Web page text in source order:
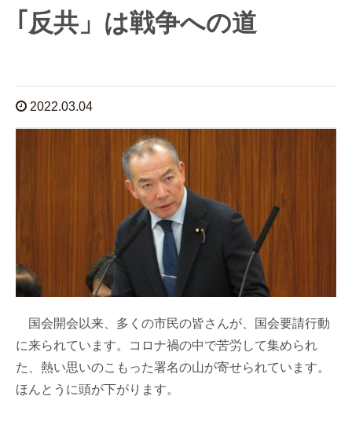
｢反共」は戦争への道
2022.03.04
国会開会以来、多くの市民の皆さんが、国会要請行動
に来られています。コロナ禍の中で苦労して集められ
た、熱い思いのこもった署名の山が寄せられています。
ほんとうに頭が下がります。